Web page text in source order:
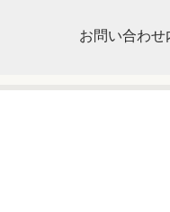
お問い合わせ